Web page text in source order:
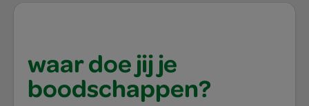
waar doe jij je
boodschappen?